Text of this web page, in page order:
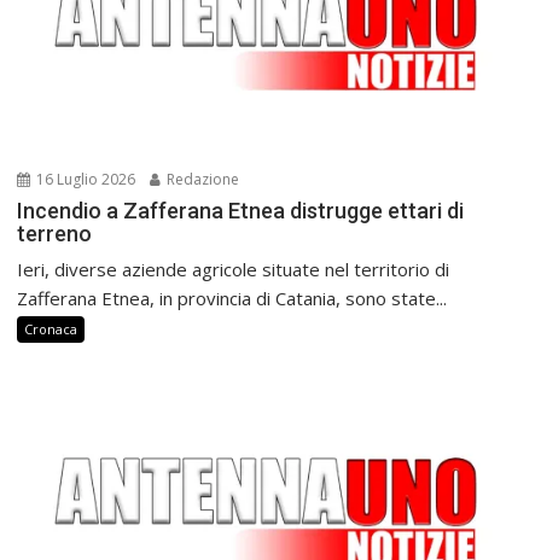
16 Luglio 2026 Redazione
Incendio a Zafferana Etnea distrugge ettari di
terreno
Ieri, diverse aziende agricole situate nel territorio di
Zafferana Etnea, in provincia di Catania, sono state...
Cronaca